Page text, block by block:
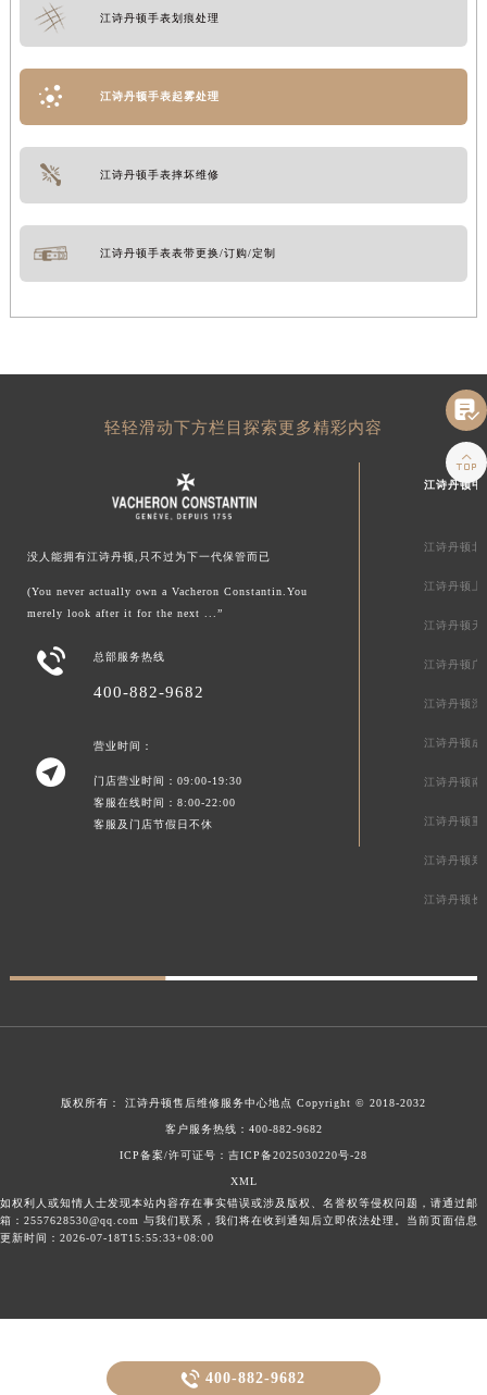
江诗丹顿手表划痕处理
江诗丹顿手表起雾处理
江诗丹顿手表摔坏维修
江诗丹顿手表表带更换/订购/定制
轻轻滑动下方栏目探索更多精彩内容
没人能拥有江诗丹顿,只不过为下一代保管而已
(You never actually own a Vacheron Constantin.You
merely look after it for the next ...”
 总部服务热线
400-882-9682

营业时间：
门店营业时间：09:00-19:30
客服在线时间：8:00-22:00
客服及门店节假日不休
江诗丹顿中
江诗丹顿北
江诗丹顿上
江诗丹顿天
江诗丹顿广
江诗丹顿深
江诗丹顿成
江诗丹顿南
江诗丹顿重
江诗丹顿郑
江诗丹顿长
版权所有： 江诗丹顿售后维修服务中心地点 Copyright © 2018-2032
客户服务热线： 400-882-9682
ICP备案/许可证号：吉ICP备2025030220号-28
XML
如权利人或知情人士发现本站内容存在事实错误或涉及版权、名誉权等侵权问题，请通过邮
箱：2557628530@qq.com 与我们联系，我们将在收到通知后立即依法处理。当前页面信息
更新时间：2026-07-18T15:55:33+08:00
 400-882-9682

